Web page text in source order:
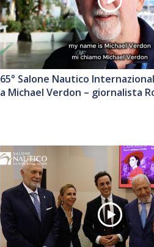
65° Salone Nautico
a Michael Verdon – giornalista